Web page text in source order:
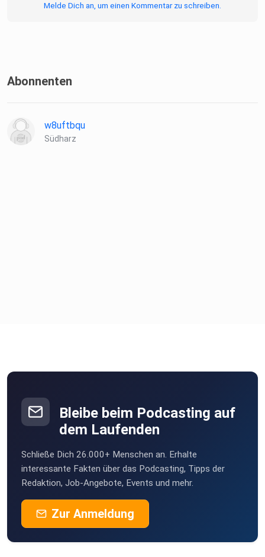
Melde Dich an, um einen Kommentar zu schreiben.
Abonnenten
w8uftbqu
Südharz
Bleibe beim Podcasting auf
dem Laufenden
Schließe Dich 26.000+ Menschen an. Erhalte
interessante Fakten über das Podcasting, Tipps der
Redaktion, Job-Angebote, Events und mehr.
Zur Anmeldung